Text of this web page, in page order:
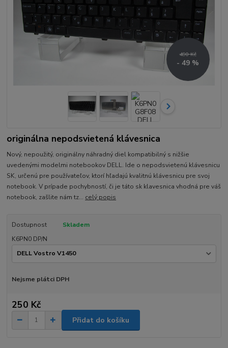
490 Kč
- 49 %
originálna nepodsvietená klávesnica
Nový, nepoužitý, originálny náhradný diel kompatibilný s nižšie
uvedenými modelmi notebookov DELL. Ide o nepodsvietenú klávesnicu
SK, určenú pre používateľov, ktorí hľadajú kvalitnú klávesnicu pre svoj
notebook. V prípade pochybností, či je táto sk klavesnica vhodná pre váš
notebook, zašlite nám tz... celý popis
Dostupnost
Skladem
K6PN0 DP/N
Nejsme plátci DPH
250 Kč
Přidat do košíku